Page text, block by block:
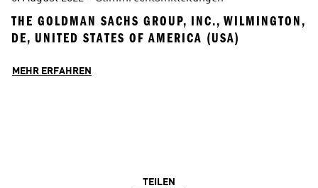
THE GOLDMAN SACHS GROUP, INC., WILMINGTON,
DE, UNITED STATES OF AMERICA (USA)
MEHR ERFAHREN
TEILEN